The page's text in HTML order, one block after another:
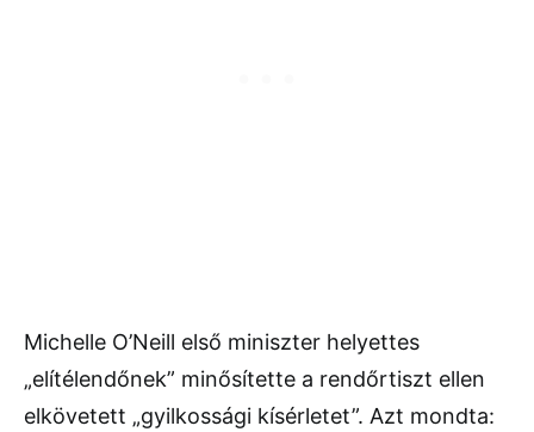
Michelle O’Neill első miniszter helyettes
„elítélendőnek” minősítette a rendőrtiszt ellen
elkövetett „gyilkossági kísérletet”. Azt mondta: